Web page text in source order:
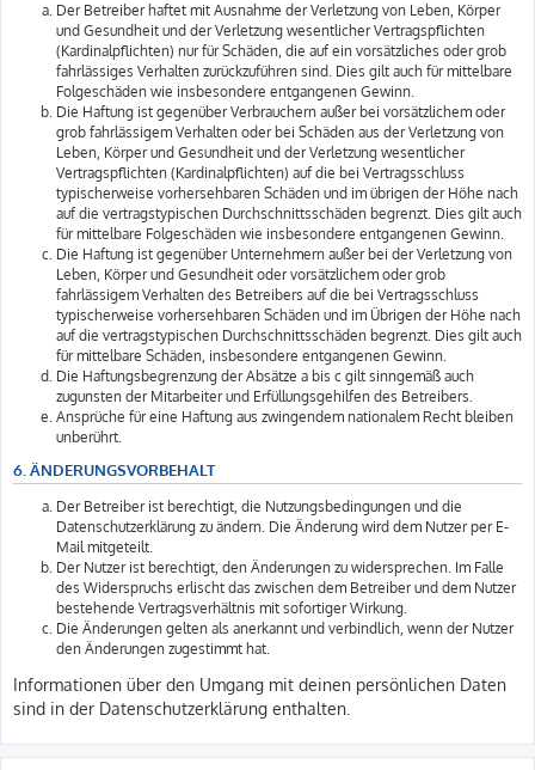
Der Betreiber haftet mit Ausnahme der Verletzung von Leben, Körper
und Gesundheit und der Verletzung wesentlicher Vertragspflichten
(Kardinalpflichten) nur für Schäden, die auf ein vorsätzliches oder grob
fahrlässiges Verhalten zurückzuführen sind. Dies gilt auch für mittelbare
Folgeschäden wie insbesondere entgangenen Gewinn.
Die Haftung ist gegenüber Verbrauchern außer bei vorsätzlichem oder
grob fahrlässigem Verhalten oder bei Schäden aus der Verletzung von
Leben, Körper und Gesundheit und der Verletzung wesentlicher
Vertragspflichten (Kardinalpflichten) auf die bei Vertragsschluss
typischerweise vorhersehbaren Schäden und im übrigen der Höhe nach
auf die vertragstypischen Durchschnittsschäden begrenzt. Dies gilt auch
für mittelbare Folgeschäden wie insbesondere entgangenen Gewinn.
Die Haftung ist gegenüber Unternehmern außer bei der Verletzung von
Leben, Körper und Gesundheit oder vorsätzlichem oder grob
fahrlässigem Verhalten des Betreibers auf die bei Vertragsschluss
typischerweise vorhersehbaren Schäden und im Übrigen der Höhe nach
auf die vertragstypischen Durchschnittsschäden begrenzt. Dies gilt auch
für mittelbare Schäden, insbesondere entgangenen Gewinn.
Die Haftungsbegrenzung der Absätze a bis c gilt sinngemäß auch
zugunsten der Mitarbeiter und Erfüllungsgehilfen des Betreibers.
Ansprüche für eine Haftung aus zwingendem nationalem Recht bleiben
unberührt.
6. ÄNDERUNGSVORBEHALT
Der Betreiber ist berechtigt, die Nutzungsbedingungen und die
Datenschutzerklärung zu ändern. Die Änderung wird dem Nutzer per E-
Mail mitgeteilt.
Der Nutzer ist berechtigt, den Änderungen zu widersprechen. Im Falle
des Widerspruchs erlischt das zwischen dem Betreiber und dem Nutzer
bestehende Vertragsverhältnis mit sofortiger Wirkung.
Die Änderungen gelten als anerkannt und verbindlich, wenn der Nutzer
den Änderungen zugestimmt hat.
Informationen über den Umgang mit deinen persönlichen Daten
sind in der Datenschutzerklärung enthalten.